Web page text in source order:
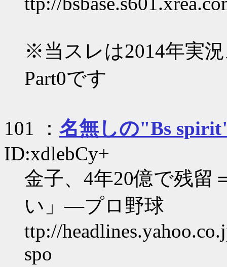
※当スレは2014年実
Part0です
101 ： 名無しの"Bs
ID:xdlebCy+
金子、4年20億で残留
い」―プロ野球
ttp://
spo